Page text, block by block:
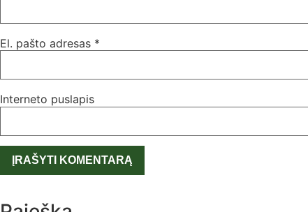
El. pašto adresas *
Interneto puslapis